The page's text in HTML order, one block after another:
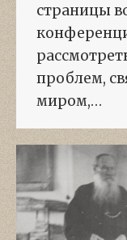
страницы
проблем,
миром,…